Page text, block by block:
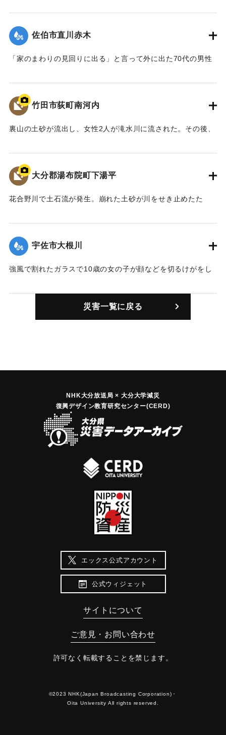
のため消防がボートを出して13人全員を救出、けがなどはな
かった。
佐伯市直川赤木
「家のまわりの見回りに出る」と言って外に出た70代の男性
された。病院に運ばれたが死亡が確認された。自宅の敷地に
脚立が倒れていたことや男性の頭にこぶがあり、足もけがし
ていることなどから、脚立で何らかの作業中に強風にあおら
竹田市荻町南河内
裏山の土砂が流出し、女性2人が滝水川に流された。その後、
｜固有コード:
大分郡湯布院町下湯平
花合野川で土石流が発生。崩れた土砂が川をせき止めたた
70代の女性1名の行方が分からなくなった。
｜固有コード:01127003
宇佐市大根川
強風で割れたガラスで10歳の女の子が顔などを切るけがをし
災害一覧に戻る
NHK大分放送局 × 大分大学減災
復興デザイン教育研究センター(CERD)
エックス公式アカウント
公式ウィジェット
サイトについて
ご意見・お問い合わせ
許可なく転載することを禁じます。
©2023 NHK(Japan Broadcasting Corporation)・
Oita University All rights reserved.